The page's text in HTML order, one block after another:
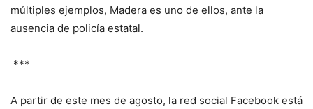
múltiples ejemplos, Madera es uno de ellos, ante la
ausencia de policía estatal.
***
A partir de este mes de agosto, la red social Facebook está